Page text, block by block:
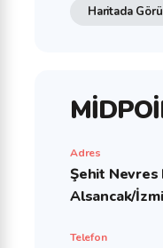
Haritada
Adres
Şehit Nevres
Alsancak/
Telefon